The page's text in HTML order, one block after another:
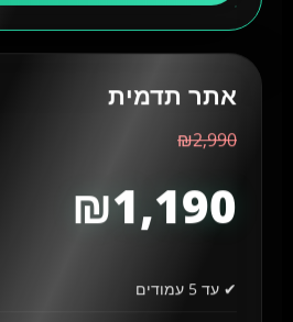
אתר תדמית
₪2,990
₪1,190
✔ עד 5 עמודים